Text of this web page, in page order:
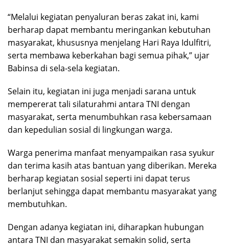
“Melalui kegiatan penyaluran beras zakat ini, kami
berharap dapat membantu meringankan kebutuhan
masyarakat, khususnya menjelang Hari Raya Idulfitri,
serta membawa keberkahan bagi semua pihak,” ujar
Babinsa di sela-sela kegiatan.
Selain itu, kegiatan ini juga menjadi sarana untuk
mempererat tali silaturahmi antara TNI dengan
masyarakat, serta menumbuhkan rasa kebersamaan
dan kepedulian sosial di lingkungan warga.
Warga penerima manfaat menyampaikan rasa syukur
dan terima kasih atas bantuan yang diberikan. Mereka
berharap kegiatan sosial seperti ini dapat terus
berlanjut sehingga dapat membantu masyarakat yang
membutuhkan.
Dengan adanya kegiatan ini, diharapkan hubungan
antara TNI dan masyarakat semakin solid, serta